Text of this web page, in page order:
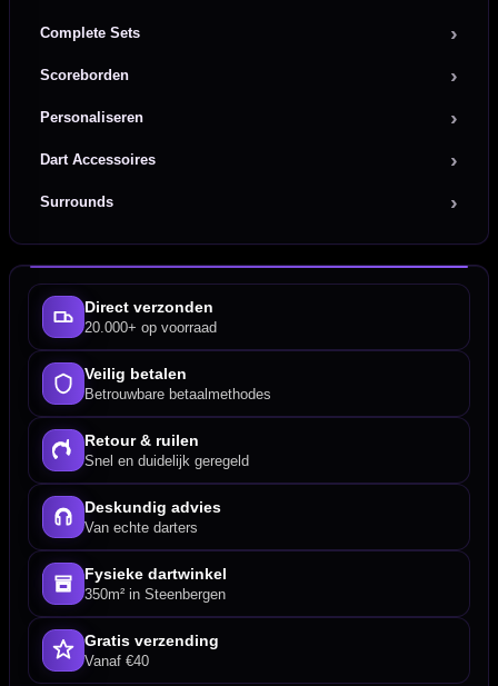
Complete Sets
Scoreborden
Personaliseren
Dart Accessoires
Surrounds
Direct verzonden
20.000+ op voorraad
Veilig betalen
Betrouwbare betaalmethodes
Retour & ruilen
Snel en duidelijk geregeld
Deskundig advies
Van echte darters
Fysieke dartwinkel
350m² in Steenbergen
Gratis verzending
Vanaf €40